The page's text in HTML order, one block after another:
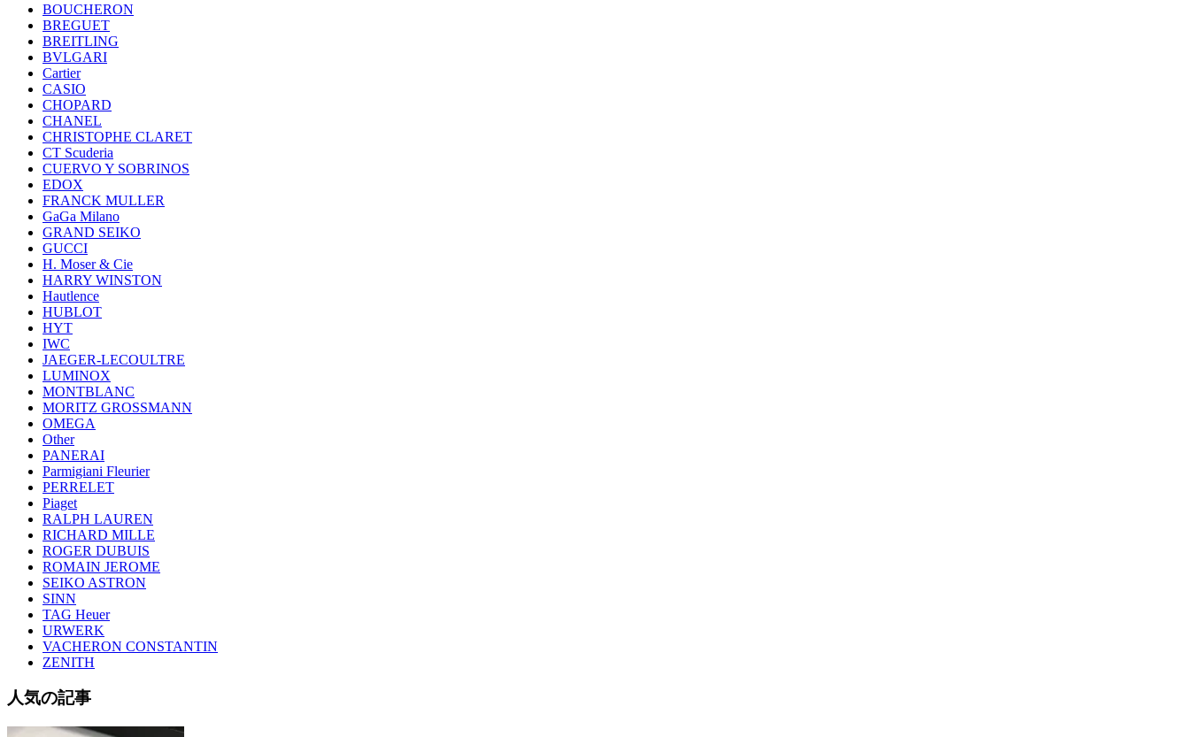
BOUCHERON
BREGUET
BREITLING
BVLGARI
Cartier
CASIO
CHOPARD
CHANEL
CHRISTOPHE CLARET
CT Scuderia
CUERVO Y SOBRINOS
EDOX
FRANCK MULLER
GaGa Milano
GRAND SEIKO
GUCCI
H. Moser & Cie
HARRY WINSTON
Hautlence
HUBLOT
HYT
IWC
JAEGER-LECOULTRE
LUMINOX
MONTBLANC
MORITZ GROSSMANN
OMEGA
Other
PANERAI
Parmigiani Fleurier
PERRELET
Piaget
RALPH LAUREN
RICHARD MILLE
ROGER DUBUIS
ROMAIN JEROME
SEIKO ASTRON
SINN
TAG Heuer
URWERK
VACHERON CONSTANTIN
ZENITH
人気の記事